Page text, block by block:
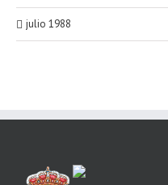
julio 1988